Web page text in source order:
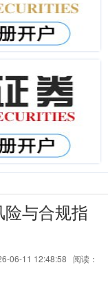
与合规指
06-11 12:48:58
阅读：